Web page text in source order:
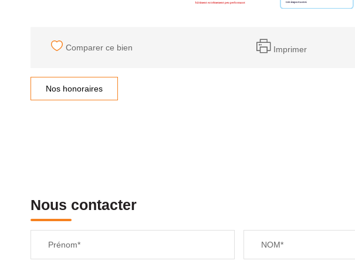
Comparer ce bien Imprimer
Nos honoraires
Nous contacter
Prénom* NOM*